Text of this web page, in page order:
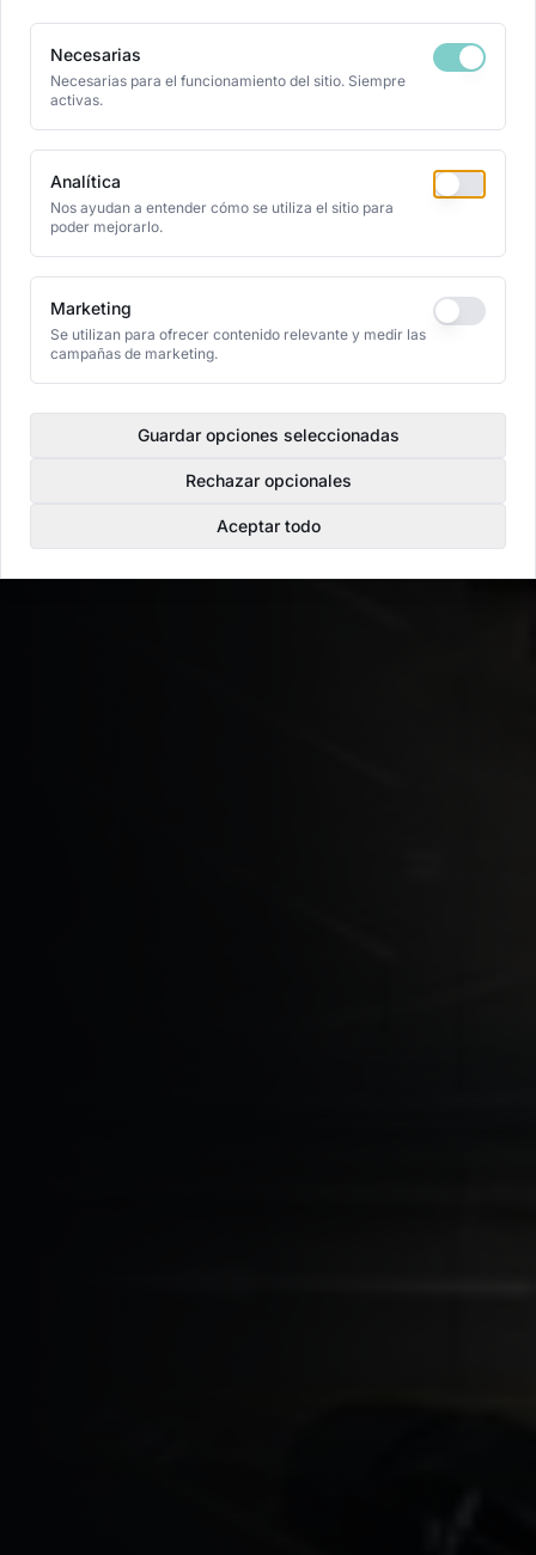
Necesarias
Necesarias para el funcionamiento del sitio. Siempre
activas.
Analítica
Nos ayudan a entender cómo se utiliza el sitio para
poder mejorarlo.
Marketing
Se utilizan para ofrecer contenido relevante y medir las
campañas de marketing.
Guardar opciones seleccionadas
Rechazar opcionales
Aceptar todo